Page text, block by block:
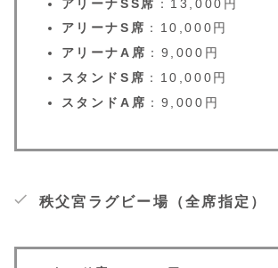
アリーナSS席 ：​13,000円​
アリーナS席 ：​10,000円​
アリーナA席 ：​9,000円​
スタンドS席 ：​10,000円​
スタンドA席 ：​9,000円
秩父宮ラグビー場（全席指定）